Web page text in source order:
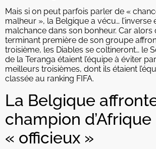
Mais si on peut parfois parler de «
malheur », la Belgique a vécu… l’inverse
malchance dans son bonheur. Car alors
terminant première de son groupe
troisième, les Diables se coltineront… le
de la Teranga étaient l’équipe à éviter
meilleurs troisièmes, dont ils étaient
classée au ranking FIFA.
La Belgique
champion d’Afrique
« officieux »